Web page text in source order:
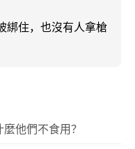
綁住，也沒有人拿槍
他們不食用？